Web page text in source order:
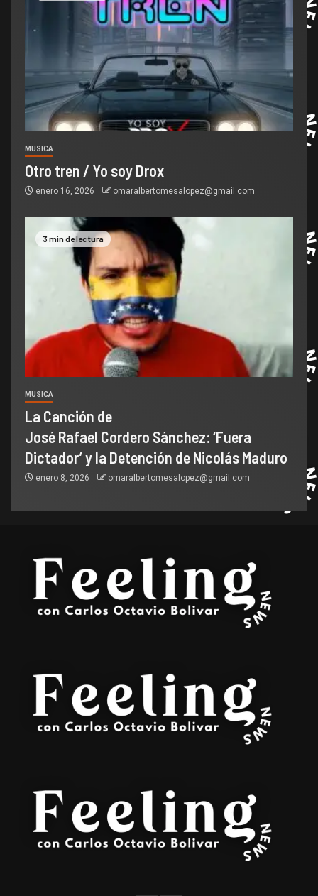
MUSICA
Otro tren / Yo soy Drox
enero 16, 2026 omaralbertomesalopez@gmail.com
3 min de lectura
MUSICA
La Canción de
José Rafael Cordero Sánchez: ‘Fuera
Dictador’ y la Detención de Nicolás Maduro
enero 8, 2026 omaralbertomesalopez@gmail.com